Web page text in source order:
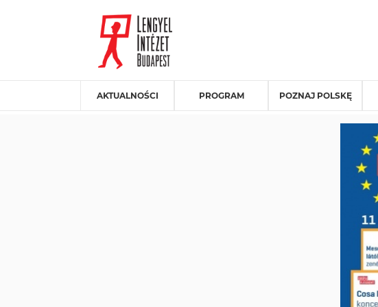
AKTUALNOŚCI PROGRAM POZNAJ POLSKĘ